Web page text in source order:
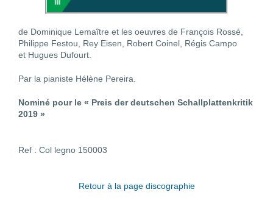
de Dominique Lemaître et les oeuvres de François Rossé,
Philippe Festou, Rey Eisen, Robert Coinel, Régis Campo
et Hugues Dufourt.
Par la pianiste Hélène Pereira.
Nominé pour le « Preis der deutschen Schallplattenkritik
2019 »
Ref : Col legno 150003
Retour à la page discographie